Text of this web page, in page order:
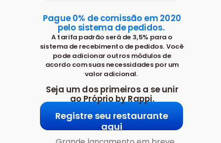
Registre seu restaurante
aqui
Pague 0% de comissão em 2020
pelo sistema de pedidos.
A tarifa padrão será de 3,5% para o
sistema de recebimento de pedidos. Você
pode adicionar outros módulos de
acordo com suas necessidades por um
valor adicional.
Seja um dos primeiros a se unir
ao Próprio by Rappi.